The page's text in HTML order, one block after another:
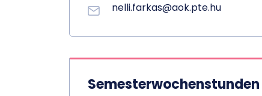
nelli.farkas@aok.pte.hu
Semesterwochenstunden